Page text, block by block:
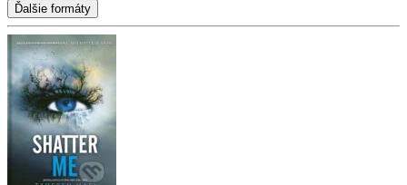
Ďalšie formáty